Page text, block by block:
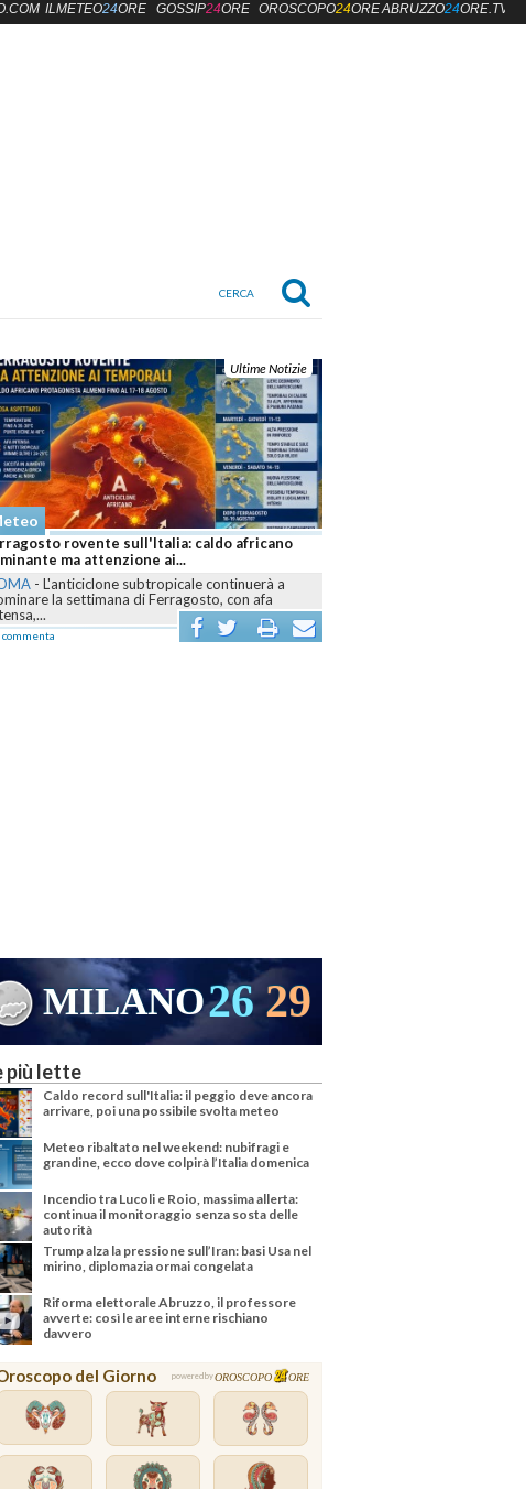
Ultime Notizie
rovente sull'Italia: caldo africano
ma attenzione ai...
- L'anticiclone subtropicale continuerà a
la settimana di Ferragosto, con afa
commenta
MILANO26 29
più lette
Caldo record sull'Italia: il peggio deve ancora
arrivare, poi una possibile svolta meteo
Meteo ribaltato nel weekend: nubifragi e
grandine, ecco dove colpirà l’Italia domenica
Incendio tra Lucoli e Roio, massima allerta:
continua il monitoraggio senza sosta delle
autorità
Trump alza la pressione sull’Iran: basi Usa nel
mirino, diplomazia ormai congelata
Riforma elettorale Abruzzo, il professore
avverte: così le aree interne rischiano
davvero
del Giorno powered byOROSCOPO ORE
ILMETEO24ORE GOSSIP24ORE OROSCOPO24OREABRUZZO24ORE.TV